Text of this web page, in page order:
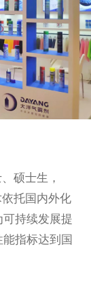
硕士生，
托国内外化
持续发展提
指标达到国